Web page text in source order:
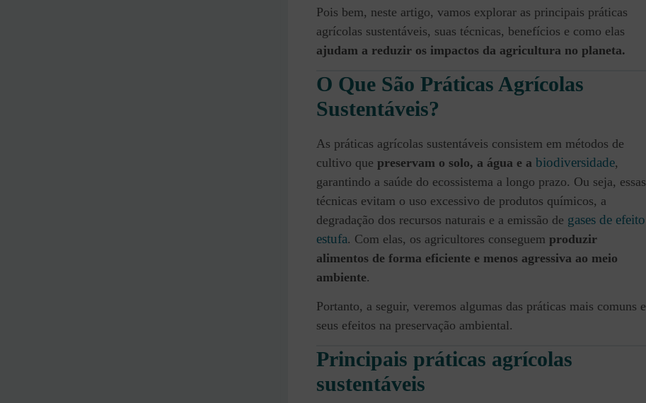
Pois bem, neste artigo, vamos explorar as principais práticas
agrícolas sustentáveis, suas técnicas, benefícios e como elas
ajudam a reduzir os impactos da agricultura no planeta.
O Que São Práticas Agrícolas
Sustentáveis?
As práticas agrícolas sustentáveis consistem em métodos de
cultivo que preservam o solo, a água e a biodiversidade,
garantindo a saúde do ecossistema a longo prazo. Ou seja, essas
técnicas evitam o uso excessivo de produtos químicos, a
degradação dos recursos naturais e a emissão de gases de efeito
estufa. Com elas, os agricultores conseguem produzir
alimentos de forma eficiente e menos agressiva ao meio
ambiente.
Portanto, a seguir, veremos algumas das práticas mais comuns e
seus efeitos na preservação ambiental.
Principais práticas agrícolas
sustentáveis